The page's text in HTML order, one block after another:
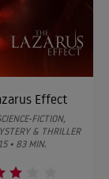
Effect
FICTION,
& THRILLER
• 83 MIN.